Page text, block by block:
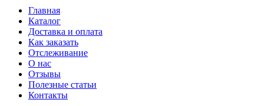
Главная
Каталог
Доставка и оплата
Как заказать
Отслеживание
О нас
Отзывы
Полезные статьи
Контакты